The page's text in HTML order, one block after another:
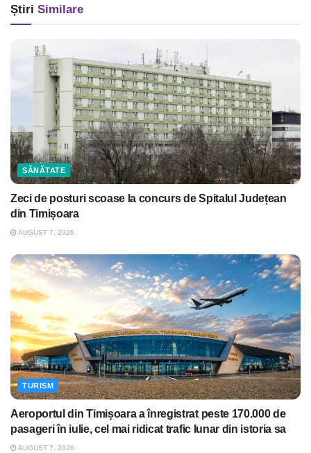
Știri Similare
SĂNĂTATE
Zeci de posturi scoase la concurs de Spitalul Județean
din Timișoara
AUGUST 7, 2026
TURISM
Aeroportul din Timișoara a înregistrat peste 170.000 de
pasageri în iulie, cel mai ridicat trafic lunar din istoria sa
AUGUST 7, 2026